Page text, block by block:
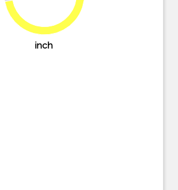
72.2%
inch